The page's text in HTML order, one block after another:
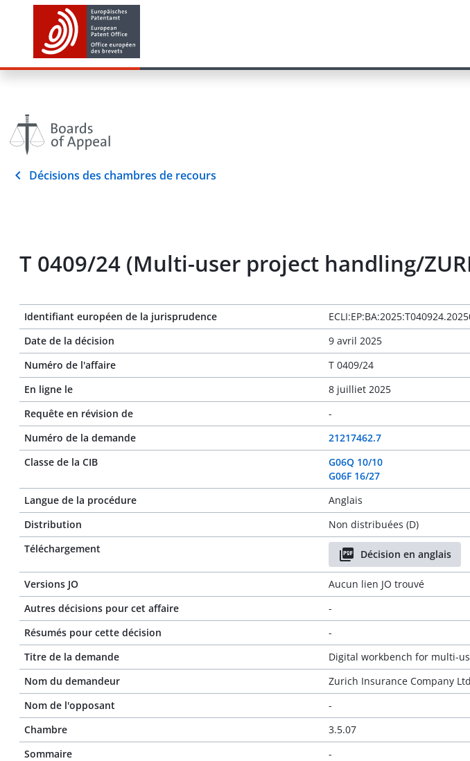
Décisions des chambres de recours
T 0409/24 (Multi-user project handling/
Identifiant européen de la jurisprudence
Date de la décision
9 avril 2025
Numéro de l'affaire
T 0409/24
En ligne le
8 juilliet 2025
Requête en révision de
-
Numéro de la demande
21217462.7
Classe de la CIB
G06Q 10/10
G06F 16/27
Langue de la procédure
Anglais
Distribution
Non distribuées (D)
Téléchargement
Décision en anglais
Versions JO
Aucun lien JO trouvé
Autres décisions pour cet affaire
-
Résumés pour cette décision
-
Titre de la demande
Digital workbench for multi-
Nom du demandeur
Zurich Insurance Company
Nom de l'opposant
-
Chambre
3.5.07
Sommaire
-